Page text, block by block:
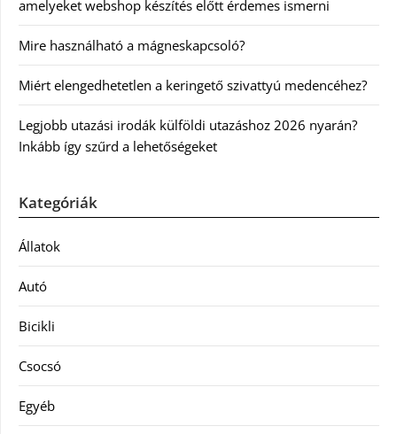
amelyeket webshop készítés előtt érdemes ismerni
Mire használható a mágneskapcsoló?
Miért elengedhetetlen a keringető szivattyú medencéhez?
Legjobb utazási irodák külföldi utazáshoz 2026 nyarán?
Inkább így szűrd a lehetőségeket
Kategóriák
Állatok
Autó
Bicikli
Csocsó
Egyéb